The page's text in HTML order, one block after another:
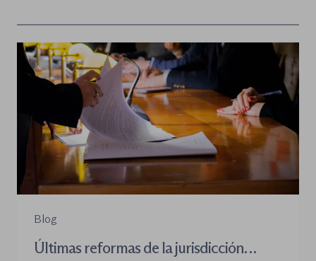
Blog
Últimas reformas de la jurisdicción